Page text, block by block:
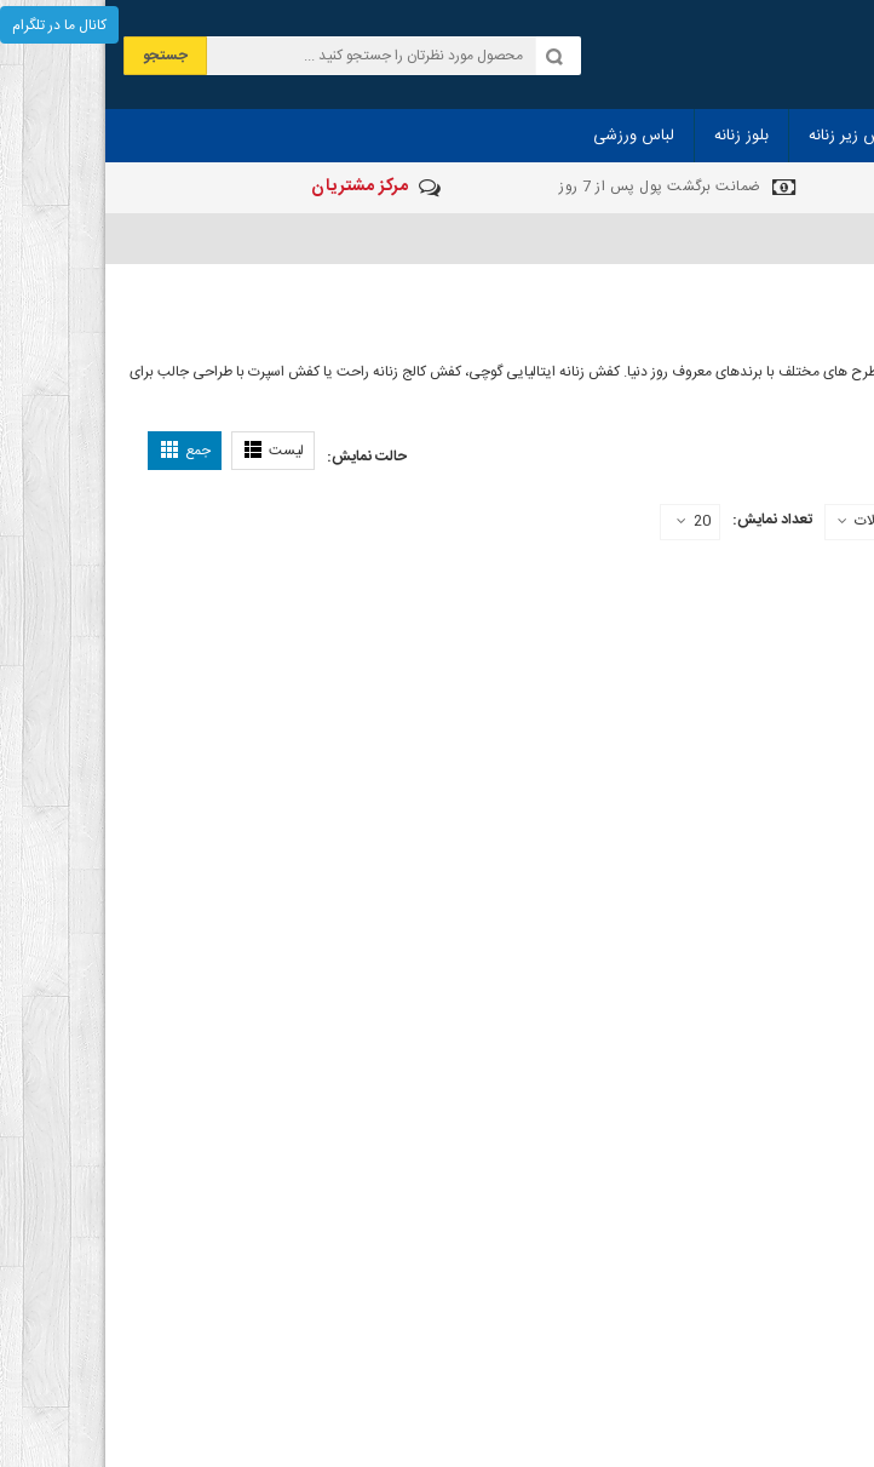
جستجو
زیر زنانه بلوز زنانه لباس ورزشی
ضمانت برگشت پول پس از 7 روز مرکز مشتریان
های مختلف با برندهای معروف روز دنیا. کفش زنانه ایتالیایی گوچی، کفش کالج زنانه راحت یا کفش اسپرت با طراحی جالب برای
حالت نمایش: لیست جمع
تعداد نمایش: 20
کانال ما در تلگرام